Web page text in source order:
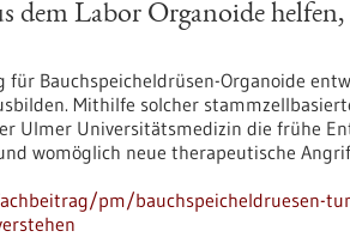
dem Labor Organoide helfen,
Bauchspeicheldrüsen-Organoide
Mithilfe solcher
Ulmer Universitätsmedizin die frühe
womöglich neue therapeutische
pm/bauchspeicheldruesen-